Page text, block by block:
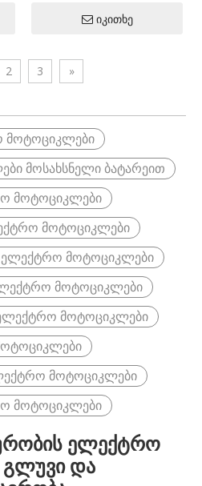
იკითხე
2 3 »
მოტოციკლები
მოსახსნელი ბატარეით
მოტოციკლები
მოტოციკლები
მოტოციკლები
მოტოციკლები
მოტოციკლები
მოტოციკლები
მოტოციკლები
ელექტრო
და